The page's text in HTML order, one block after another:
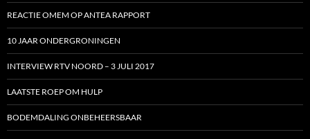
REACTIE OMEM OP ANTEA RAPPORT
10 JAAR ONDERGRONINGEN
INTERVIEW RTV NOORD – 3 JULI 2017
LAATSTE ROEP OM HULP
BODEMDALING ONBEHEERSBAAR